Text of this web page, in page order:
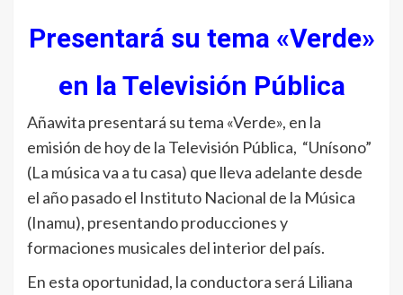
Presentará su tema «Verde»
en la Televisión Pública
Añawita presentará su tema «Verde», en la
emisión de hoy de la Televisión Pública, “Unísono”
(La música va a tu casa) que lleva adelante desde
el año pasado el Instituto Nacional de la Música
(Inamu), presentando producciones y
formaciones musicales del interior del país.
En esta oportunidad, la conductora será Liliana